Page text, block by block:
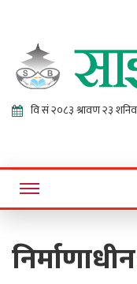
Online News Portal